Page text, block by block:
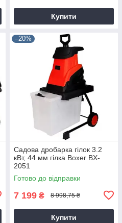
Купити
–20%
Садова дробарка гілок 3.2
кВт, 44 мм гілка Boxer BX-
2051
Готово до відправки
7 199 ₴ 8 998,75 ₴
Купити